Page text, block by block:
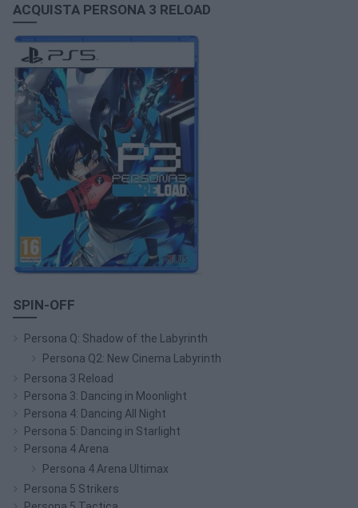
ACQUISTA PERSONA 3 RELOAD
SPIN-OFF
Persona Q: Shadow of the Labyrinth
Persona Q2: New Cinema Labyrinth
Persona 3 Reload
Persona 3: Dancing in Moonlight
Persona 4: Dancing All Night
Persona 5: Dancing in Starlight
Persona 4 Arena
Persona 4 Arena Ultimax
Persona 5 Strikers